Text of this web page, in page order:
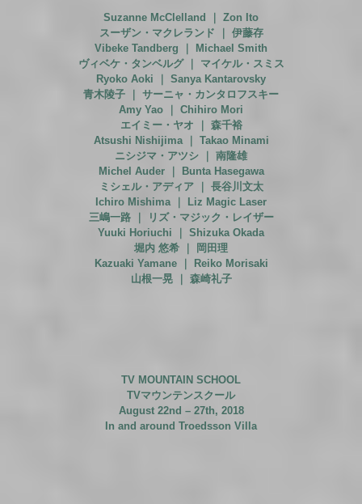
Suzanne McClelland ｜ Zon Ito
スーザン・マクレランド ｜ 伊藤存
Vibeke Tandberg ｜ Michael Smith
ヴィベケ・タンベルグ ｜ マイケル・スミス
Ryoko Aoki ｜ Sanya Kantarovsky
青木陵子 ｜ サーニャ・カンタロフスキー
Amy Yao ｜ Chihiro Mori
エイミー・ヤオ ｜ 森千裕
Atsushi Nishijima ｜ Takao Minami
ニシジマ・アツシ ｜ 南隆雄
Michel Auder ｜ Bunta Hasegawa
ミシェル・アディア ｜ 長谷川文太
Ichiro Mishima ｜ Liz Magic Laser
三嶋一路 ｜ リズ・マジック・レイザー
Yuuki Horiuchi ｜ Shizuka Okada
堀内 悠希 ｜ 岡田理
Kazuaki Yamane ｜ Reiko Morisaki
山根一晃 ｜ 森崎礼子
TV MOUNTAIN SCHOOL
TVマウンテンスクール
August 22nd – 27th, 2018
In and around Troedsson Villa